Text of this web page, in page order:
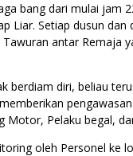
bang dari mulai jam
Liar. Setiap dusun
antar Remaja
berdiam diri, beliau
Motor, Pelaku begal,
oleh Personel ke